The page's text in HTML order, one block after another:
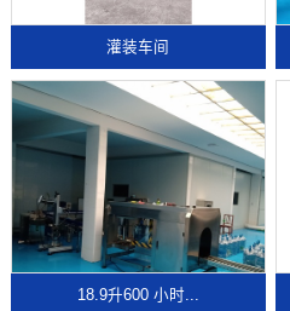
灌装车间
18.9升600 小时...